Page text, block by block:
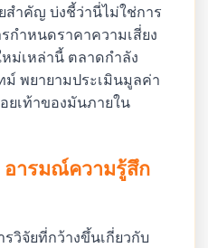
ำคัญ บ่งชี้ว่านี่ไม่ใช่การ
กำหนดราคาความเสี่ยง
ม่เหล่านี้ ตลาดกำลัง
ม์ พยายามประเมินมูลค่า
ยเท้าของมันภายใน
อารมณ์ความรู้สึก
วิจัยที่กว้างขึ้นเกี่ยวกับ